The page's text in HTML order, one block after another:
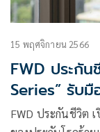
15 พฤศจิกายน 2566
FWD ประกั
Series” รับมือโรคร้ายแรงอย่างมั่นใจ ดูแลต่อ
เนื่อง แคร์ไ
FWD ประกันชีวิต